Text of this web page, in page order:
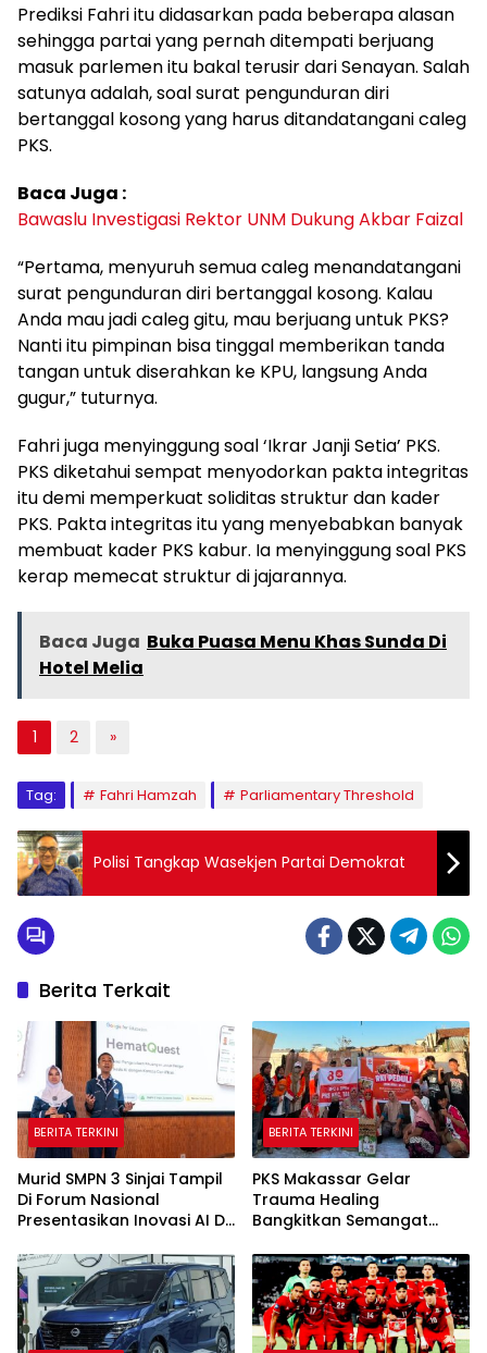
Prediksi Fahri itu didasarkan pada beberapa alasan
sehingga partai yang pernah ditempati berjuang
masuk parlemen itu bakal terusir dari Senayan. Salah
satunya adalah, soal surat pengunduran diri
bertanggal kosong yang harus ditandatangani caleg
PKS.
Baca Juga :
Bawaslu Investigasi Rektor UNM Dukung Akbar Faizal
“Pertama, menyuruh semua caleg menandatangani
surat pengunduran diri bertanggal kosong. Kalau
Anda mau jadi caleg gitu, mau berjuang untuk PKS?
Nanti itu pimpinan bisa tinggal memberikan tanda
tangan untuk diserahkan ke KPU, langsung Anda
gugur,” tuturnya.
Fahri juga menyinggung soal ‘Ikrar Janji Setia’ PKS.
PKS diketahui sempat menyodorkan pakta integritas
itu demi memperkuat soliditas struktur dan kader
PKS. Pakta integritas itu yang menyebabkan banyak
membuat kader PKS kabur. Ia menyinggung soal PKS
kerap memecat struktur di jajarannya.
Baca Juga Buka Puasa Menu Khas Sunda Di
Hotel Melia
1 2 »
Tag: Fahri Hamzah Parliamentary Threshold
Polisi Tangkap Wasekjen Partai Demokrat
Berita Terkait
BERITA TERKINI
Murid SMPN 3 Sinjai Tampil
Di Forum Nasional
Presentasikan Inovasi AI Di
BERITA TERKINI
PKS Makassar Gelar
Trauma Healing
Bangkitkan Semangat